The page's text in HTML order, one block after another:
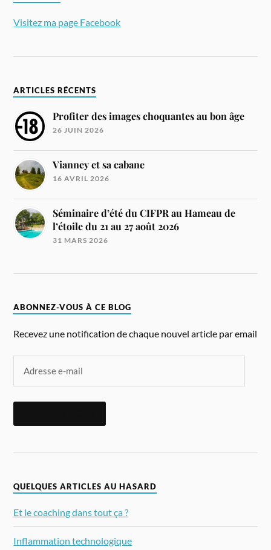
Visitez ma page Facebook
ARTICLES RÉCENTS
Profiter des images choquantes au bon âge
26 JUIN 2026
Vianney et sa cabane
16 AVRIL 2026
Séminaire d’été du CIFPR au Hameau de
l’étoile du 21 au 27 août 2026
31 MARS 2026
ABONNEZ-VOUS À CE BLOG
Recevez une notification de chaque nouvel article par email
QUELQUES ARTICLES AU HASARD
Et le coaching dans tout ça ?
Inflammation technologique